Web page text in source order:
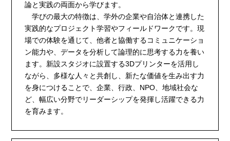
論と実践の両面から学びます。
学びの最大の特徴は、学外の企業や自治体と連携した
実践的なプロジェクト学習やフィールドワークです。現
場での体験を通じて、他者と協働するコミュニケーショ
ン能力や、データを分析して論理的に思考する力を養い
ます。新設スタジオに設置する3Dプリンターを活用し
ながら、多様な人々と共創し、新たな価値を生み出す力
を身につけることで、企業、行政、NPO、地域社会な
ど、幅広い分野でリーダーシップを発揮し活躍できる力
を育みます。